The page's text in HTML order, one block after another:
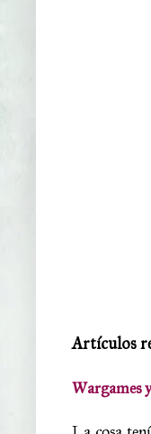
Artículos
Wargames